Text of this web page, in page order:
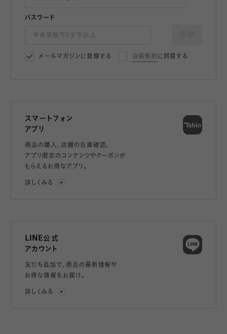
パスワード
メールマガジンに登録する 会員規約 に同意する
スマートフォン
アプリ
商品の購入、店舗の在庫確認、
アプリ限定のコンテンツやクーポンが
もらえるお得なアプリ。
詳しくみる
LINE公式
アカウント
友だち追加で、 商品の最新情報や
お得な情報をお届け。
詳しくみる